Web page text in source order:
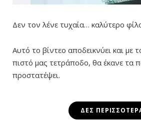
Δεν τον λένε τυχαία… καλύτερο
Αυτό το βίντεο αποδεικνύει και με
πιστό μας τετράποδο, θα έκανε τα
προστατέψει.
ΔΕΣ